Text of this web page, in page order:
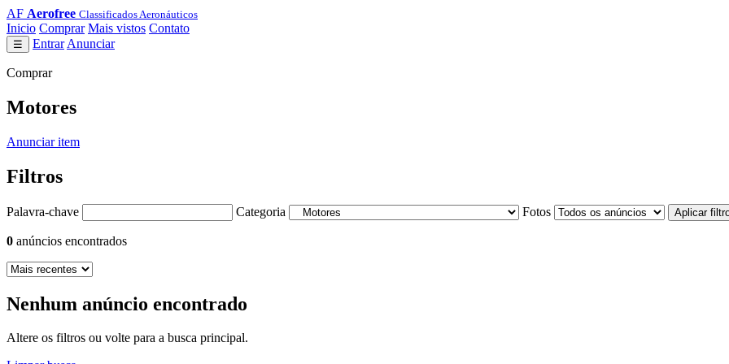
AF Aerofree Classificados Aeronáuticos
Inicio Comprar Mais vistos Contato
☰ Entrar Anunciar
Comprar
Motores
Anunciar item
Filtros
Palavra-chave Categoria Fotos Aplicar
0 anúncios encontrados
Nenhum anúncio encontrado
Altere os filtros ou volte para a busca principal.